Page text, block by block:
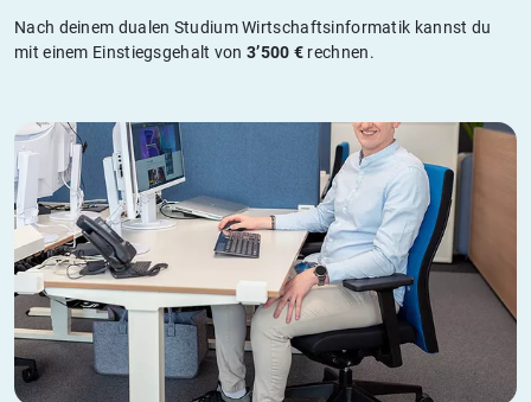
Nach deinem dualen Studium Wirtschaftsinformatik kannst du
mit einem Einstiegsgehalt von3’500 € rechnen.